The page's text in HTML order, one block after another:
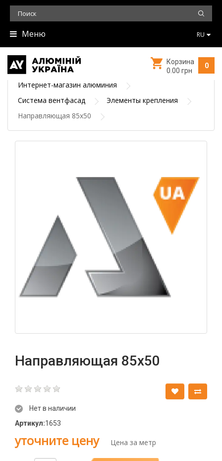
Меню RU
0
Корзина
0.00 грн
Интернет-магазин алюминия
Система вентфасад
Элементы крепления
Направляющая 85х50
Направляющая 85х50
Нет в наличии
Артикул:1653
уточните цену Цена за метр